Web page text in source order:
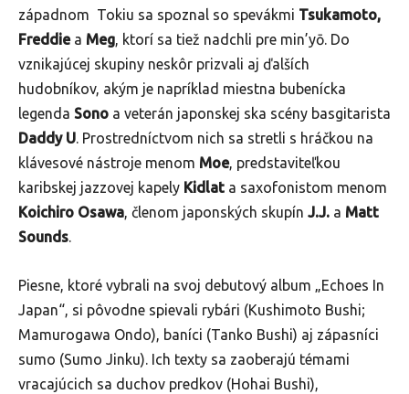
západnom Tokiu sa spoznal so spevákmi Tsukamoto,
Freddie a Meg, ktorí sa tiež nadchli pre min’yō. Do
vznikajúcej skupiny neskôr prizvali aj ďalších
hudobníkov, akým je napríklad miestna bubenícka
legenda Sono a veterán japonskej ska scény basgitarista
Daddy U. Prostredníctvom nich sa stretli s hráčkou na
klávesové nástroje menom Moe, predstaviteľkou
karibskej jazzovej kapely Kidlat a saxofonistom menom
Koichiro Osawa, členom japonských skupín J.J. a Matt
Sounds.
Piesne, ktoré vybrali na svoj debutový album „Echoes In
Japan“, si pôvodne spievali rybári (Kushimoto Bushi;
Mamurogawa Ondo), baníci (Tanko Bushi) aj zápasníci
sumo (Sumo Jinku). Ich texty sa zaoberajú témami
vracajúcich sa duchov predkov (Hohai Bushi),